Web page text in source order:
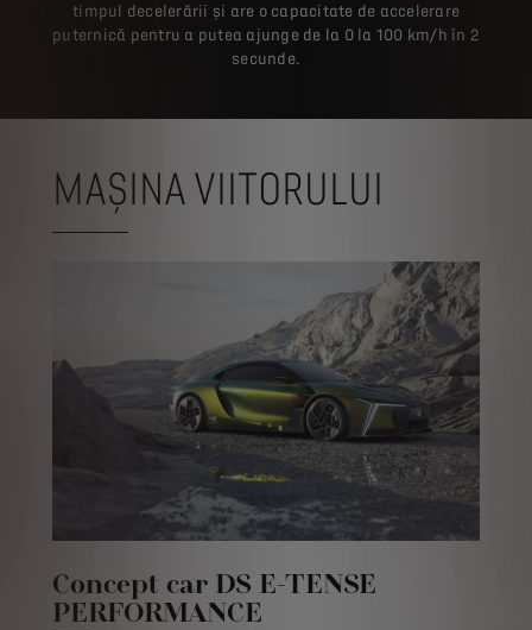
timpul decelerării și are o capacitate de accelerare
puternică pentru a putea ajunge de la 0 la 100 km/h în 2
secunde.
MAȘINA VIITORULUI
Concept car DS E-TENSE
PERFORMANCE